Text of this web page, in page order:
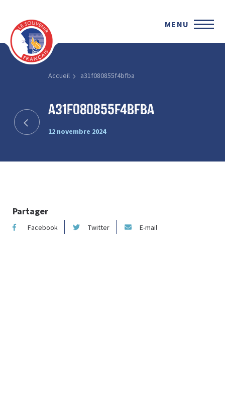
MENU
Accueil a31f080855f4bfba
a31f080855f4bfba
12 novembre 2024
Partager
Facebook Twitter E-mail